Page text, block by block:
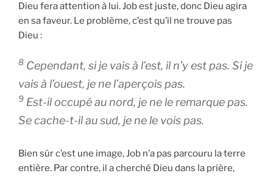
Dieu fera attention à lui. Job est juste, donc Dieu agira
en sa faveur. Le problème, c’est qu’il ne trouve pas
Dieu :
8 Cependant, si je vais à l’est, il n’y est pas. Si je
vais à l’ouest, je ne l’aperçois pas.
9 Est-il occupé au nord, je ne le remarque pas.
Se cache-t-il au sud, je ne le vois pas.
Bien sûr c’est une image, Job n’a pas parcouru la terre
entière. Par contre, il a cherché Dieu dans la prière,